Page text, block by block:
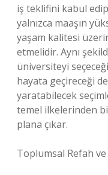
iş teklifini kabul
yalnızca maaşın
yaşam kalitesi
etmelidir. Aynı
üniversiteyi
hayata geçireceği
yaratabilecek
temel ilkelerinden
plana çıkar.
Toplumsal Refah